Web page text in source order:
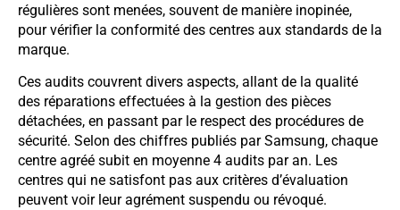
régulières sont menées, souvent de manière inopinée,
pour vérifier la conformité des centres aux standards de la
marque.
Ces audits couvrent divers aspects, allant de la qualité
des réparations effectuées à la gestion des pièces
détachées, en passant par le respect des procédures de
sécurité. Selon des chiffres publiés par Samsung, chaque
centre agréé subit en moyenne 4 audits par an. Les
centres qui ne satisfont pas aux critères d’évaluation
peuvent voir leur agrément suspendu ou révoqué.